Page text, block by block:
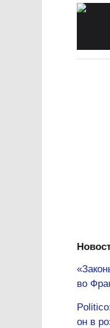
во
он в